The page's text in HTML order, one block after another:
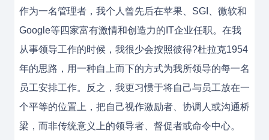
作为一名管理者，我个人曾先后在苹果、SGI、微软和
Google等四家富有激情和创造力的IT企业任职。在我
从事领导工作的时候，我很少会按照彼得?杜拉克1954
年的思路，用一种自上而下的方式为我所领导的每一名
员工安排工作。反之，我更习惯于将自己与员工放在一
个平等的位置上，把自己视作激励者、协调人或沟通桥
梁，而非传统意义上的领导者、督促者或命令中心。